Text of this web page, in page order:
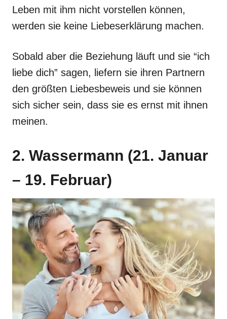
Leben mit ihm nicht vorstellen können,
werden sie keine Liebeserklärung machen.
Sobald aber die Beziehung läuft und sie “ich
liebe dich” sagen, liefern sie ihren Partnern
den größten Liebesbeweis und sie können
sich sicher sein, dass sie es ernst mit ihnen
meinen.
2. Wassermann (21. Januar
– 19. Februar)